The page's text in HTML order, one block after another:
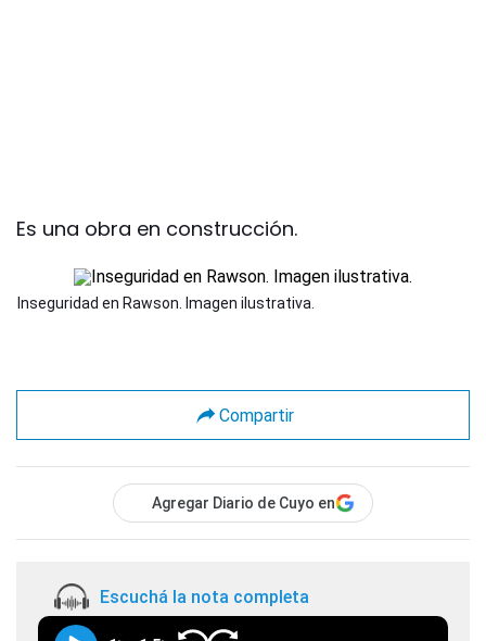
Es una obra en construcción.
Inseguridad en Rawson. Imagen ilustrativa.
Compartir
Agregar Diario de Cuyo en
Escuchá la nota completa